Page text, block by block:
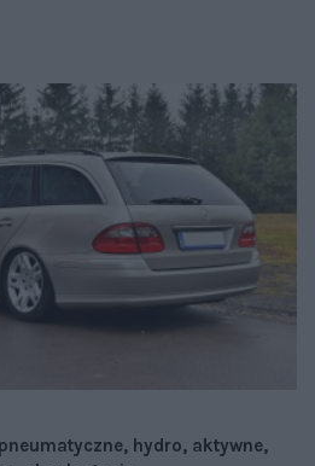
hydro, aktywne,